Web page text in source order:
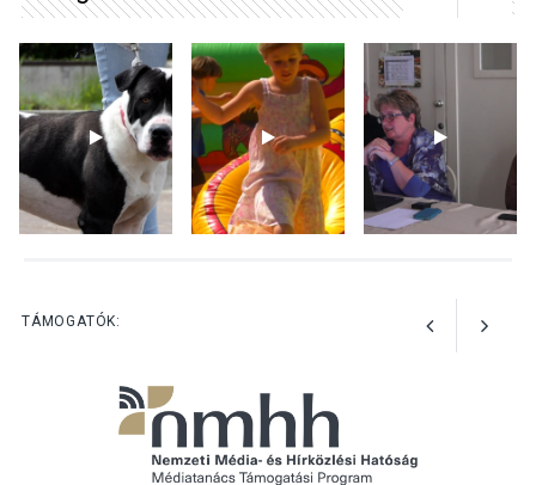
KÖZÉLET 2026 AUG 04
Megújulnak Szentendre
játszóterei
TÁMOGATÓK: